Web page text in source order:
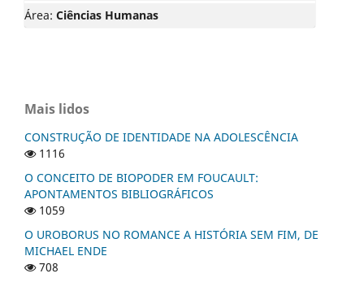
Área: Ciências Humanas
Mais lidos
CONSTRUÇÃO DE IDENTIDADE NA ADOLESCÊNCIA
1116
O CONCEITO DE BIOPODER EM FOUCAULT:
APONTAMENTOS BIBLIOGRÁFICOS
1059
O UROBORUS NO ROMANCE A HISTÓRIA SEM FIM, DE
MICHAEL ENDE
708